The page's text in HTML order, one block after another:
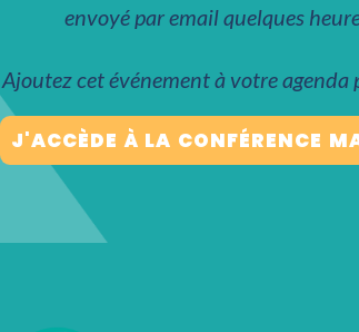
envoyé par email quelques
Ajoutez cet événement à votre agenda
J'ACCÈDE À LA CONFÉRENCE